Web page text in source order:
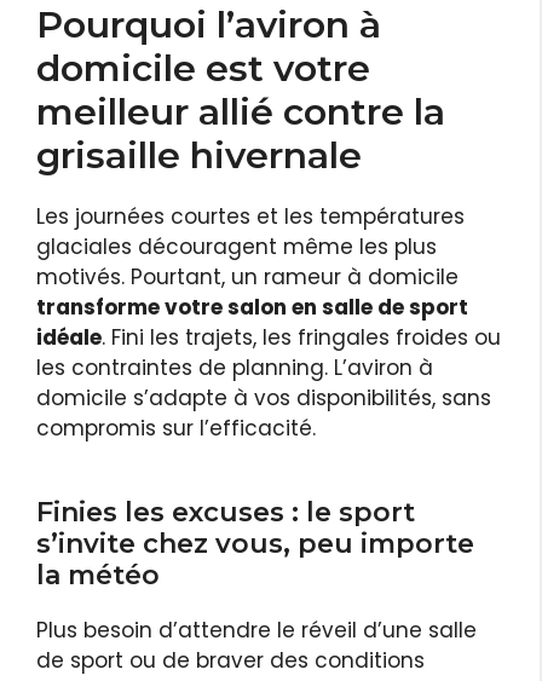
Pourquoi l’aviron à
domicile est votre
meilleur allié contre la
grisaille hivernale
Les journées courtes et les températures
glaciales découragent même les plus
motivés. Pourtant, un rameur à domicile
transforme votre salon en salle de sport
idéale. Fini les trajets, les fringales froides ou
les contraintes de planning. L’aviron à
domicile s’adapte à vos disponibilités, sans
compromis sur l’efficacité.
Finies les excuses : le sport
s’invite chez vous, peu importe
la météo
Plus besoin d’attendre le réveil d’une salle
de sport ou de braver des conditions